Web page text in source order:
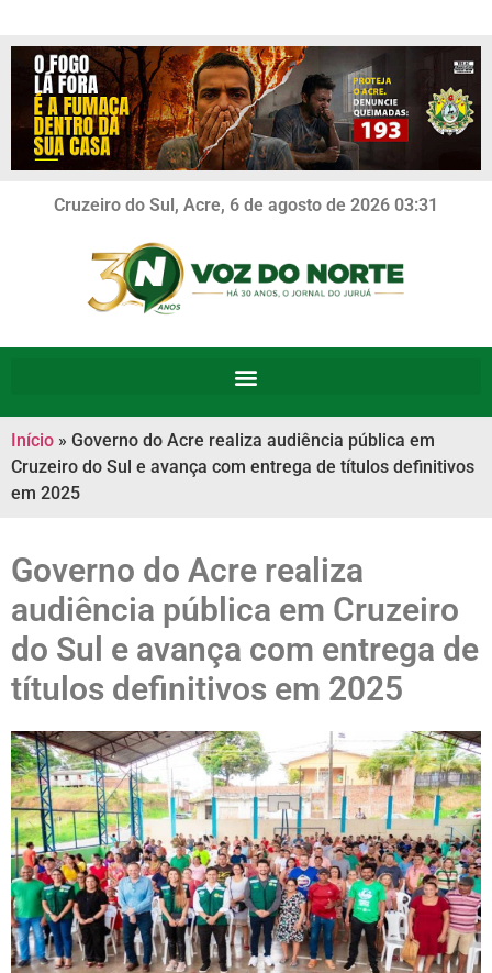
Cruzeiro do Sul, Acre, 6 de agosto de 2026 03:31
Início » Governo do Acre realiza audiência pública em
Cruzeiro do Sul e avança com entrega de títulos definitivos
em 2025
Governo do Acre realiza
audiência pública em Cruzeiro
do Sul e avança com entrega de
títulos definitivos em 2025